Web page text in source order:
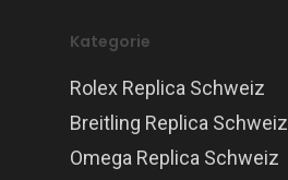
Kategorie
Rolex Replica Schweiz
Breitling Replica Schweiz
Omega Replica Schweiz